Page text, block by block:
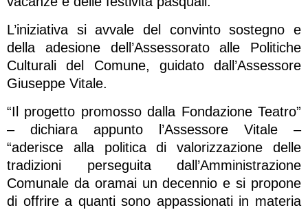
L’iniziativa si avvale del convinto sostegno e
della adesione dell’Assessorato alle Politiche
Culturali del Comune, guidato dall’Assessore
Giuseppe Vitale.
“Il progetto promosso dalla Fondazione Teatro”
– dichiara appunto l’Assessore Vitale –
“aderisce alla politica di valorizzazione delle
tradizioni perseguita dall’Amministrazione
Comunale da oramai un decennio e si propone
di offrire a quanti sono appassionati in materia